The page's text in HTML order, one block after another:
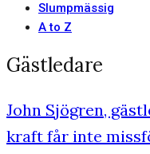
Slumpmässig
A to Z
Gästledare
John Sjögren,
kraft får inte